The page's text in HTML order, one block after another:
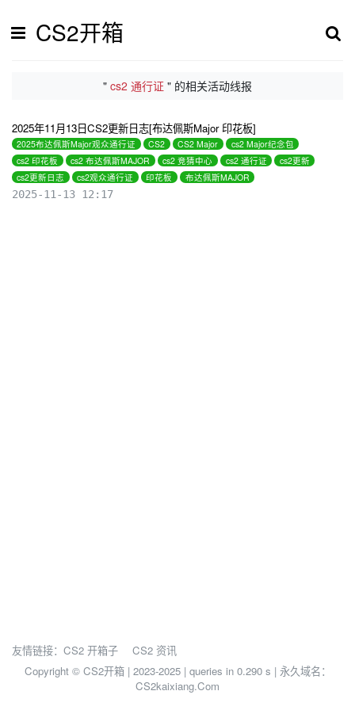
CS2开箱
" cs2 通行证 " 的相关活动线报
2025年11月13日CS2更新日志[布达佩斯Major 印花板]
2025布达佩斯Major观众通行证 CS2 CS2 Major
cs2 Major纪念包
cs2 印花板
cs2 布达佩斯MAJOR cs2 竞猜中心 cs2 通行证
cs2更新
cs2更新日志
cs2观众通行证 印花板 布达佩斯MAJOR
2025-11-13 12:17
友情链接： CS2 开箱子
CS2 资讯
Copyright © CS2开箱 | 2023-2025 | queries in 0.290 s | 永久域名：
CS2kaixiang.Com